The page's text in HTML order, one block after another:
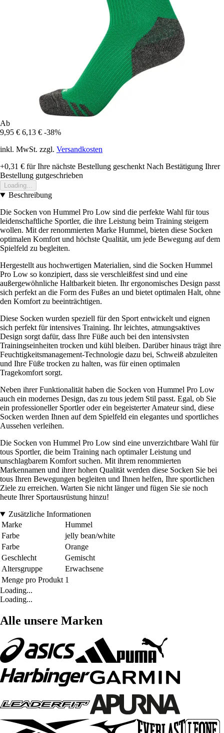
Ab
9,95 € 6,13 € -38%
inkl. MwSt. zzgl. Versandkosten
+0,31 € für Ihre nächste Bestellung geschenkt Nach Bestätigung Ihrer
Bestellung gutgeschrieben
Loading...
Beschreibung
Die Socken von Hummel Pro Low sind die perfekte Wahl für tous
leidenschaftliche Sportler, die ihre Leistung beim Training steigern
wollen. Mit der renommierten Marke Hummel, bieten diese Socken
optimalen Komfort und höchste Qualität, um jede Bewegung auf dem
Spielfeld zu begleiten.
Hergestellt aus hochwertigen Materialien, sind die Socken Hummel
Pro Low so konzipiert, dass sie verschleißfest sind und eine
außergewöhnliche Haltbarkeit bieten. Ihr ergonomisches Design passt
sich perfekt an die Form des Fußes an und bietet optimalen Halt, ohne
den Komfort zu beeinträchtigen.
Diese Socken wurden speziell für den Sport entwickelt und eignen
sich perfekt für intensives Training. Ihr leichtes, atmungsaktives
Design sorgt dafür, dass Ihre Füße auch bei den intensivsten
Trainingseinheiten trocken und kühl bleiben. Darüber hinaus trägt ihre
Feuchtigkeitsmanagement-Technologie dazu bei, Schweiß abzuleiten
und Ihre Füße trocken zu halten, was für einen optimalen
Tragekomfort sorgt.
Neben ihrer Funktionalität haben die Socken von Hummel Pro Low
auch ein modernes Design, das zu tous jedem Stil passt. Egal, ob Sie
ein professioneller Sportler oder ein begeisterter Amateur sind, diese
Socken werden Ihnen auf dem Spielfeld ein elegantes und sportliches
Aussehen verleihen.
Die Socken von Hummel Pro Low sind eine unverzichtbare Wahl für
tous Sportler, die beim Training nach optimaler Leistung und
unschlagbarem Komfort suchen. Mit ihrem renommierten
Markennamen und ihrer hohen Qualität werden diese Socken Sie bei
tous Ihren Bewegungen begleiten und Ihnen helfen, Ihre sportlichen
Ziele zu erreichen. Warten Sie nicht länger und fügen Sie sie noch
heute Ihrer Sportausrüstung hinzu!
Zusätzliche Informationen
Marke
Hummel
Farbe
jelly bean/white
Farbe
Orange
Geschlecht
Gemischt
Altersgruppe
Erwachsene
Menge pro Produkt 1
Loading...
Loading...
Alle unsere Marken